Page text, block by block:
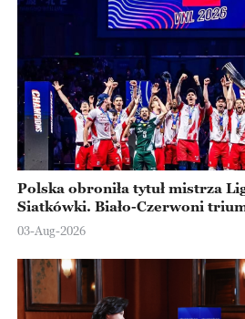
Polska obroniła tytuł mistrza
Siatkówki. Biało-Czerwoni
Ningbo
03-Aug-2026